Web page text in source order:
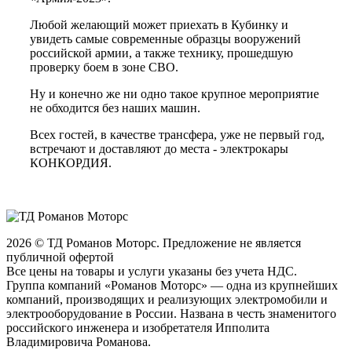
Любой желающий может приехать в Кубинку и
увидеть самые современные образцы вооружений
российской армии, а также технику, прошедшую
проверку боем в зоне СВО.
Ну и конечно же ни одно такое крупное мероприятие
не обходится без наших машин.
Всех гостей, в качестве трансфера, уже не первый год,
встречают и доставляют до места - электрокары
КОНКОРДИЯ.
2026 © ТД Романов Моторс. Предложение не является
публичной офертой
Все цены на товары и услуги указаны без учета НДС.
Группа компаний «Романов Моторс» — одна из крупнейших
компаний, производящих и реализующих электромобили и
электрооборудование в России. Названа в честь знаменитого
российского инженера и изобретателя Ипполита
Владимировича Романова.